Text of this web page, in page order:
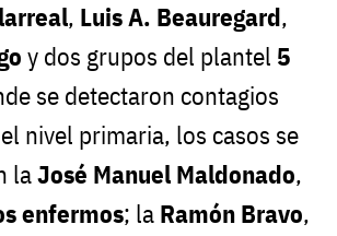
, Luis A. Beauregard,
y dos grupos del plantel 5
se detectaron contagios
nivel primaria, los casos se
laJosé Manuel Maldonado,
enfermos; la Ramón Bravo,